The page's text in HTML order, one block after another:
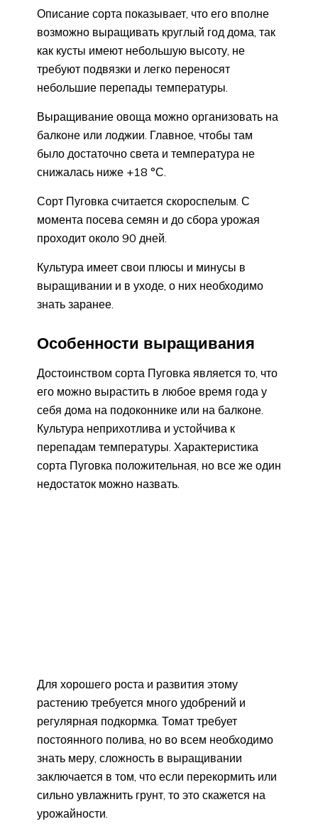
Описание сорта показывает, что его вполне
возможно выращивать круглый год дома, так
как кусты имеют небольшую высоту, не
требуют подвязки и легко переносят
небольшие перепады температуры.
Выращивание овоща можно организовать на
балконе или лоджии. Главное, чтобы там
было достаточно света и температура не
снижалась ниже +18 °С.
Сорт Пуговка считается скороспелым. С
момента посева семян и до сбора урожая
проходит около 90 дней.
Культура имеет свои плюсы и минусы в
выращивании и в уходе, о них необходимо
знать заранее.
Особенности выращивания
Достоинством сорта Пуговка является то, что
его можно вырастить в любое время года у
себя дома на подоконнике или на балконе.
Культура неприхотлива и устойчива к
перепадам температуры. Характеристика
сорта Пуговка положительная, но все же один
недостаток можно назвать.
Для хорошего роста и развития этому
растению требуется много удобрений и
регулярная подкормка. Томат требует
постоянного полива, но во всем необходимо
знать меру, сложность в выращивании
заключается в том, что если перекормить или
сильно увлажнить грунт, то это скажется на
урожайности.